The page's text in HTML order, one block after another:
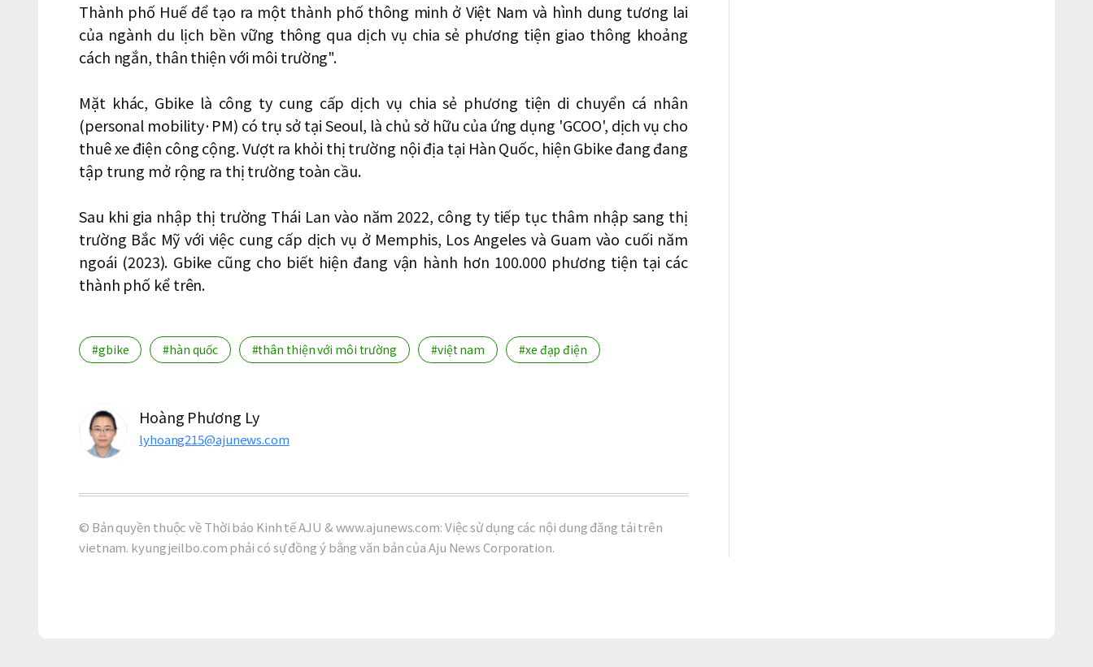
Thành phố Huế để tạo ra một thành phố thông minh ở Việt Nam và hình dung tương lai
của ngành du lịch bền vững thông qua dịch vụ chia sẻ phương tiện giao thông khoảng
cách ngắn, thân thiện với môi trường".
Mặt khác, Gbike là công ty cung cấp dịch vụ chia sẻ phương tiện di chuyển cá nhân
(personal mobility·PM) có trụ sở tại Seoul, là chủ sở hữu của ứng dụng 'GCOO', dịch vụ cho
thuê xe điện công cộng. Vượt ra khỏi thị trường nội địa tại Hàn Quốc, hiện Gbike đang đang
tập trung mở rộng ra thị trường toàn cầu.
Sau khi gia nhập thị trường Thái Lan vào năm 2022, công ty tiếp tục thâm nhập sang thị
trường Bắc Mỹ với việc cung cấp dịch vụ ở Memphis, Los Angeles và Guam vào cuối năm
ngoái (2023). Gbike cũng cho biết hiện đang vận hành hơn 100.000 phương tiện tại các
thành phố kể trên.
#gbike #hàn quốc #thân thiện với môi trường #việt nam #xe đạp điện
Hoàng Phương Ly
lyhoang215@ajunews.com
© Bản quyền thuộc về Thời báo Kinh tế AJU & www.ajunews.com: Việc sử dụng các nội dung đăng tải trên
vietnam. kyungjeilbo.com phải có sự đồng ý bằng văn bản của Aju News Corporation.